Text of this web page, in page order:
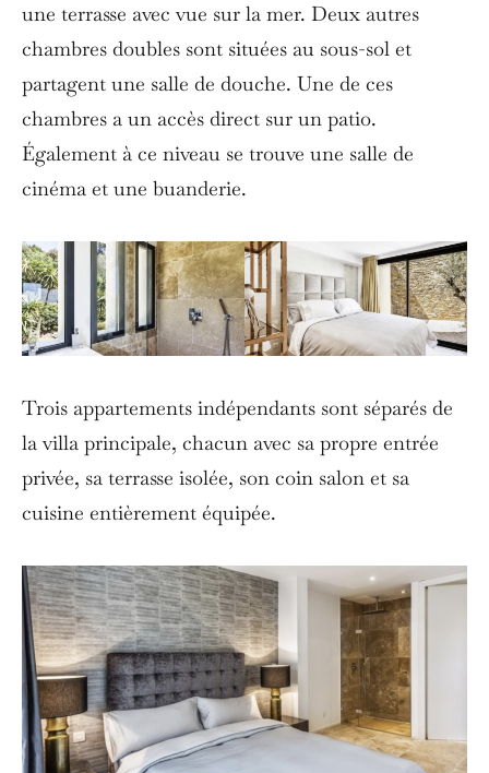
une terrasse avec vue sur la mer. Deux autres
chambres doubles sont situées au sous-sol et
partagent une salle de douche. Une de ces
chambres a un accès direct sur un patio.
Également à ce niveau se trouve une salle de
cinéma et une buanderie.
Trois appartements indépendants sont séparés de
la villa principale, chacun avec sa propre entrée
privée, sa terrasse isolée, son coin salon et sa
cuisine entièrement équipée.